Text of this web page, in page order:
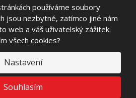
používáme soubory
jsou nezbytné, zatímco jiné nám
web a váš uživatelský zážitek.
všech cookies?
Nastavení
Souhlasím
vizualizace
FLOORS s.r.o.
|Mapa stránek|Obchodní podmínky
GDPR
Á
VISA